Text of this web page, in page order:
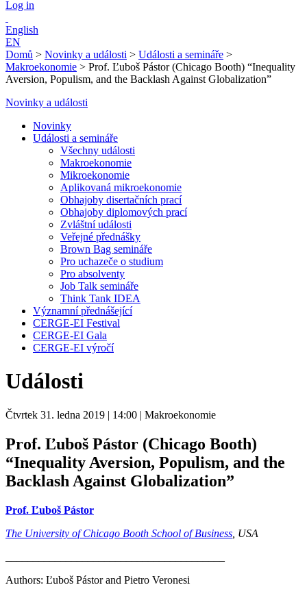
Log in
English
EN
Domů > Novinky a události > Události a semináře >
Makroekonomie > Prof. Ľuboš Pástor (Chicago Booth) “Inequality
Aversion, Populism, and the Backlash Against Globalization”
Novinky a události
Novinky
Události a semináře
Všechny události
Makroekonomie
Mikroekonomie
Aplikovaná mikroekonomie
Obhajoby disertačních prací
Obhajoby diplomových prací
Zvláštní události
Veřejné přednášky
Brown Bag semináře
Pro uchazeče o studium
Pro absolventy
Job Talk semináře
Think Tank IDEA
Významní přednášející
CERGE-EI Festival
CERGE-EI Gala
CERGE-EI výročí
Události
Čtvrtek 31. ledna 2019 | 14:00 | Makroekonomie
Prof. Ľuboš Pástor (Chicago Booth)
“Inequality Aversion, Populism, and the
Backlash Against Globalization”
Prof. Ľuboš Pástor
The University of Chicago Booth School of Business , USA
Authors: Ľuboš Pástor and Pietro Veronesi